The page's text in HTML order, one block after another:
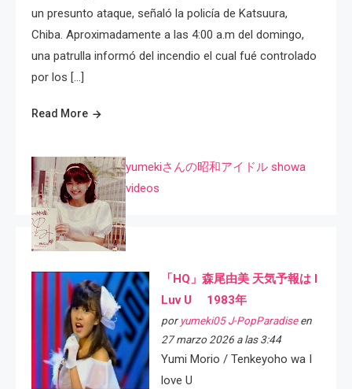
un presunto ataque, señaló la policía de Katsuura,
Chiba. Aproximadamente a las 4:00 a.m del domingo,
una patrulla informó del incendio el cual fué controlado
por los […]
Read More
yumekiさんの昭和アイドル showa
videos
「HQ」森尾由美 天気予報は I
Luv U 1983年
por yumeki05 J-PopParadiseen
27 marzo 2026 a las 3:44
Yumi Morio / Tenkeyoho wa I
love U